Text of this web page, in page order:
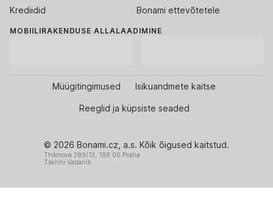
Krediidid Bonami ettevõtetele
MOBIILIRAKENDUSE ALLALAADIMINE
Müügitingimused Isikuandmete kaitse
Reeglid ja küpsiste seaded
© 2026 Bonami.cz, a.s. Kõik õigused kaitstud.
Thámova 289/13, 186 00 Praha
Tšehhi Vabariik